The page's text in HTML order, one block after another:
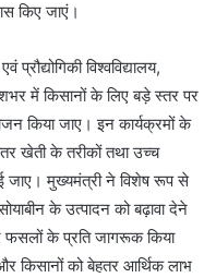
किए जाएं।
विश्वविद्यालय,
में किसानों के लिए बड़े स्तर पर
किया जाए। इन कार्यक्रमों के
खेती के तरीकों तथा उच्च
जाए। मुख्यमंत्री ने विशेष रूप से
के उत्पादन को बढ़ावा देने
फसलों के प्रति जागरूक किया
किसानों को बेहतर आर्थिक लाभ